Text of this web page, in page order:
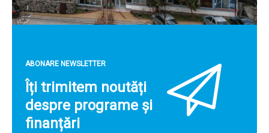
ABONARE NEWSLETTER
Îți trimitem noutăți
despre programe și
finanțări